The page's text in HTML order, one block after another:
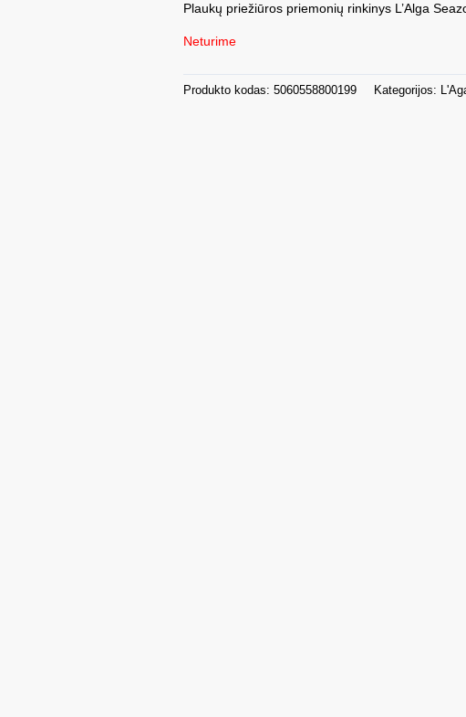
Plaukų priežiūros priemonių rinkinys L’Alga
Neturime
Produkto kodas:5060558800199 Kategorijos: